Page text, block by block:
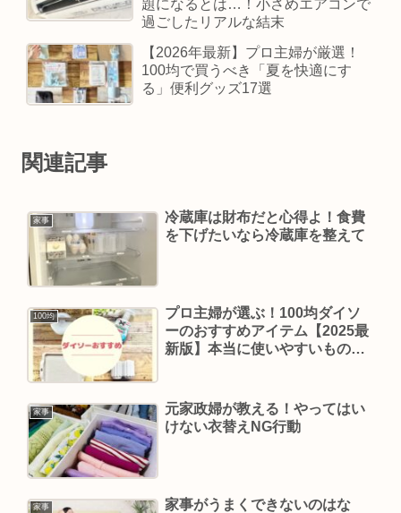
題になるとは…！小さめエアコンで
過ごしたリアルな結末
【2026年最新】プロ主婦が厳選！
100均で買うべき「夏を快適にす
る」便利グッズ17選
関連記事
家事
冷蔵庫は財布だと心得よ！食費
を下げたいなら冷蔵庫を整えて
100均
プロ主婦が選ぶ！100均ダイソ
ーのおすすめアイテム【2025最
新版】本当に使いやすいものを
家事
元家政婦が教える！やってはい
けない衣替えNG行動
家事
家事がうまくできないのはな